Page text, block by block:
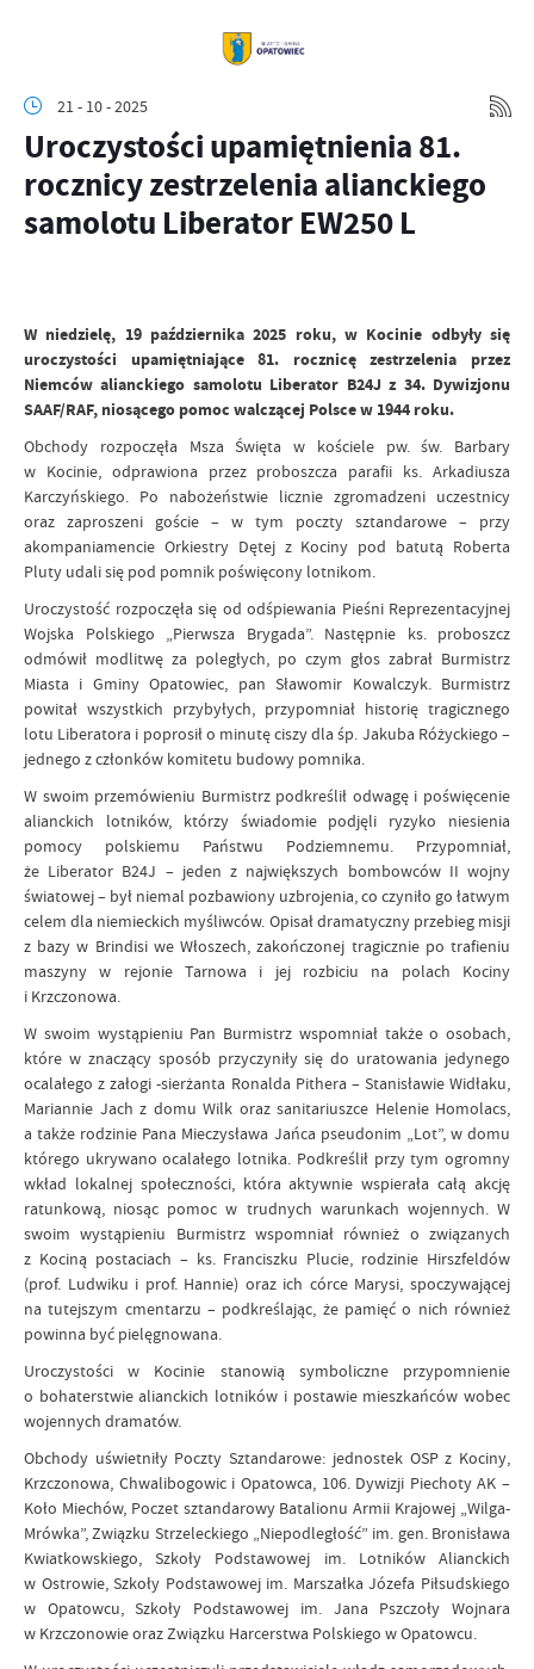
21 - 10 - 2025
Uroczystości upamiętnienia 81.
rocznicy zestrzelenia alianckiego
samolotu Liberator EW250 L
W niedzielę, 19 października 2025 roku, w Kocinie odbyły się
uroczystości upamiętniające 81. rocznicę zestrzelenia przez
Niemców alianckiego samolotu Liberator B24J z 34. Dywizjonu
SAAF/RAF, niosącego pomoc walczącej Polsce w 1944 roku.
Obchody rozpoczęła Msza Święta w kościele pw. św. Barbary
w Kocinie, odprawiona przez proboszcza parafii ks. Arkadiusza
Karczyńskiego. Po nabożeństwie licznie zgromadzeni uczestnicy
oraz zaproszeni goście – w tym poczty sztandarowe – przy
akompaniamencie Orkiestry Dętej z Kociny pod batutą Roberta
Pluty udali się pod pomnik poświęcony lotnikom.
Uroczystość rozpoczęła się od odśpiewania Pieśni Reprezentacyjnej
Wojska Polskiego „Pierwsza Brygada”. Następnie ks. proboszcz
odmówił modlitwę za poległych, po czym głos zabrał Burmistrz
Miasta i Gminy Opatowiec, pan Sławomir Kowalczyk. Burmistrz
powitał wszystkich przybyłych, przypomniał historię tragicznego
lotu Liberatora i poprosił o minutę ciszy dla śp. Jakuba Różyckiego –
jednego z członków komitetu budowy pomnika.
W swoim przemówieniu Burmistrz podkreślił odwagę i poświęcenie
alianckich lotników, którzy świadomie podjęli ryzyko niesienia
pomocy polskiemu Państwu Podziemnemu. Przypomniał,
że Liberator B24J – jeden z największych bombowców II wojny
światowej – był niemal pozbawiony uzbrojenia, co czyniło go łatwym
celem dla niemieckich myśliwców. Opisał dramatyczny przebieg misji
z bazy w Brindisi we Włoszech, zakończonej tragicznie po trafieniu
maszyny w rejonie Tarnowa i jej rozbiciu na polach Kociny
i Krzczonowa.
W swoim wystąpieniu Pan Burmistrz wspomniał także o osobach,
które w znaczący sposób przyczyniły się do uratowania jedynego
ocalałego z załogi -sierżanta Ronalda Pithera – Stanisławie Widłaku,
Mariannie Jach z domu Wilk oraz sanitariuszce Helenie Homolacs,
a także rodzinie Pana Mieczysława Jańca pseudonim „Lot”, w domu
którego ukrywano ocalałego lotnika. Podkreślił przy tym ogromny
wkład lokalnej społeczności, która aktywnie wspierała całą akcję
ratunkową, niosąc pomoc w trudnych warunkach wojennych. W
swoim wystąpieniu Burmistrz wspomniał również o związanych
z Kociną postaciach – ks. Franciszku Plucie, rodzinie Hirszfeldów
(prof. Ludwiku i prof. Hannie) oraz ich córce Marysi, spoczywającej
na tutejszym cmentarzu – podkreślając, że pamięć o nich również
powinna być pielęgnowana.
Uroczystości w Kocinie stanowią symboliczne przypomnienie
o bohaterstwie alianckich lotników i postawie mieszkańców wobec
wojennych dramatów.
Obchody uświetniły Poczty Sztandarowe: jednostek OSP z Kociny,
Krzczonowa, Chwalibogowic i Opatowca, 106. Dywizji Piechoty AK –
Koło Miechów, Poczet sztandarowy Batalionu Armii Krajowej „Wilga-
Mrówka”, Związku Strzeleckiego „Niepodległość” im. gen. Bronisława
Kwiatkowskiego, Szkoły Podstawowej im. Lotników Alianckich
w Ostrowie, Szkoły Podstawowej im. Marszałka Józefa Piłsudskiego
w Opatowcu, Szkoły Podstawowej im. Jana Pszczoły Wojnara
w Krzczonowie oraz Związku Harcerstwa Polskiego w Opatowcu.